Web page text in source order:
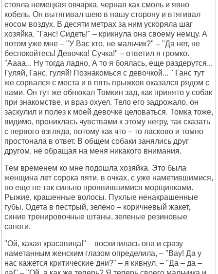
стояла немецкая овчарка, черная как смоль и явно
кобель. Он вытягивал шею в нашу сторону и втягивал
носом воздух. В десяти метрах за ним ускоряла шаг
хозяйка. "Ганс! Сидеть!" – крикнула она своему немцу. А
потом уже мне – "У Вас кто, не мальчик?" – "Да нет, не
беспокойтесь! Девочка! Сучка!" – ответил я громко.
"Аааа... Ну тогда ладно, А то я боялась, еще раздерутся...
Гуляй, Ганс, гуляй! Познакомься с девочкой... " Ганс тут
же сорвался с места и в пять прыжков оказался рядом с
нами. Он тут же обнюхал Томкин зад, как принято у собак
при знакомстве, и враз охуел. Тело его задрожало, он
заскулил и полез к моей девочке целоваться. Томка тоже,
видимо, прониклась чувствами к этому негру, так сказать
с первого взгляда, потому как что – то ласково и томно
простонала в ответ. В общем собаки занялись друг
другом, не обращая на меня никакого внимания.
Тем временем ко мне подошла хозяйка. Это была
женщина лет сорока пяти, в очках, с уже наметившимися,
но еще не так сильно проявившимися морщинками.
Рыжие, крашенные волосы. Пухлые ненакрашенные
губы. Одета в пестрый, зелено – коричневый жакет,
синие тренировочные штаны, зеленые резиновые
сапоги.
"Ой, какая красавица!" – восхитилась она и сразу
наметанным женским глазом определила, – "Вау! Да у
нас кажется критические дни?" – я кивнул. – "Да – да –